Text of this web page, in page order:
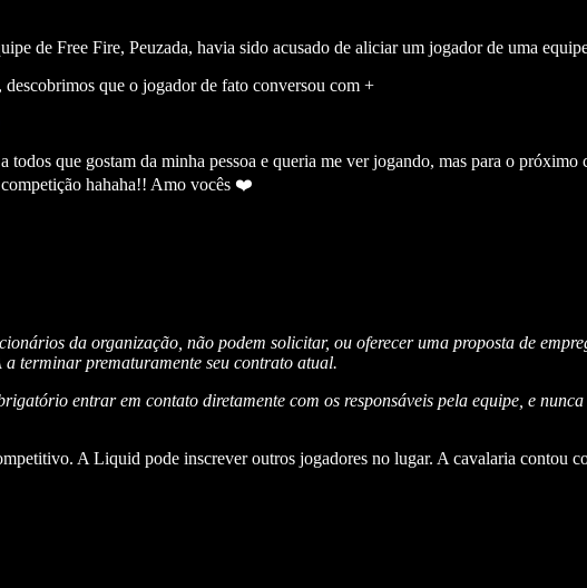
de Free Fire, Peuzada, havia sido acusado de aliciar um jogador de uma
que o jogador de fato conversou com +
que gostam da minha pessoa e queria me ver jogando, mas para o
competição hahaha!! Amo vocês ❤️
da organização, não podem solicitar, ou oferecer uma proposta de
terminar prematuramente seu contrato atual.
entrar em contato diretamente com os responsáveis pela equipe, e
A Liquid pode inscrever outros jogadores no lugar. A cavalaria contou